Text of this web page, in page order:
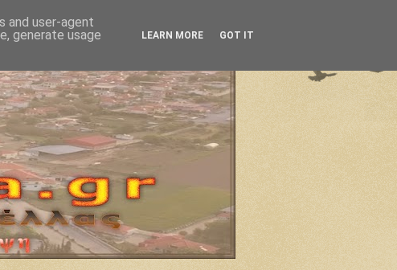
and user-agent
generate usage
LEARN MORE GOT IT